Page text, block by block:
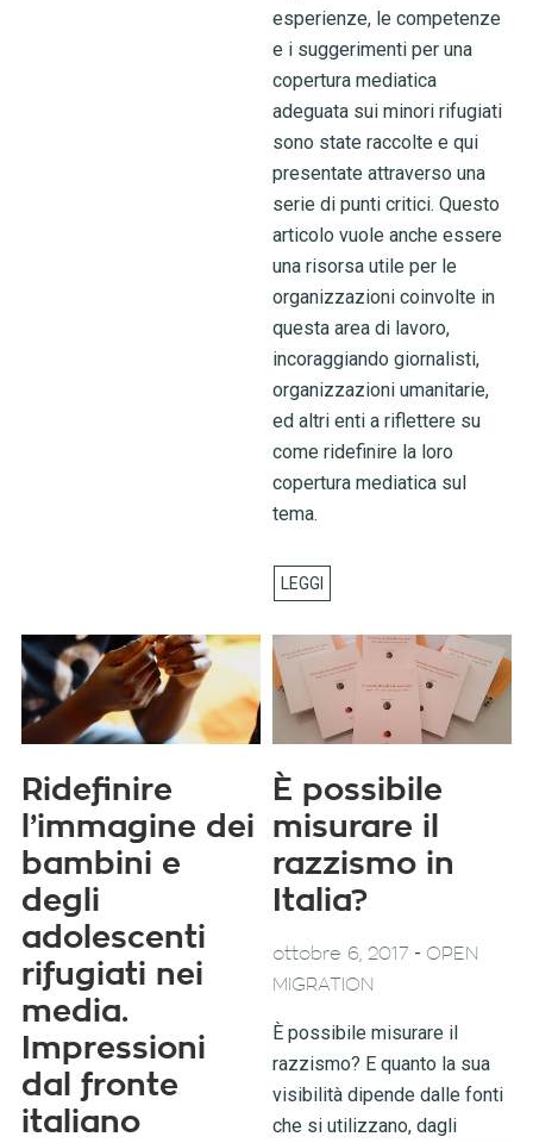
esperienze, le competenze
e i suggerimenti per una
copertura mediatica
adeguata sui minori rifugiati
sono state raccolte e qui
presentate attraverso una
serie di punti critici. Questo
articolo vuole anche essere
una risorsa utile per le
organizzazioni coinvolte in
questa area di lavoro,
incoraggiando giornalisti,
organizzazioni umanitarie,
ed altri enti a riflettere su
come ridefinire la loro
copertura mediatica sul
tema.
Ridefinire
l’immagine dei
bambini e
degli
adolescenti
rifugiati nei
media.
Impressioni
dal fronte
italiano
È possibile
misurare il
razzismo in
Italia?
ottobre 6, 2017 - OPEN
MIGRATION
È possibile misurare il
razzismo? E quanto la sua
visibilità dipende dalle fonti
che si utilizzano, dagli